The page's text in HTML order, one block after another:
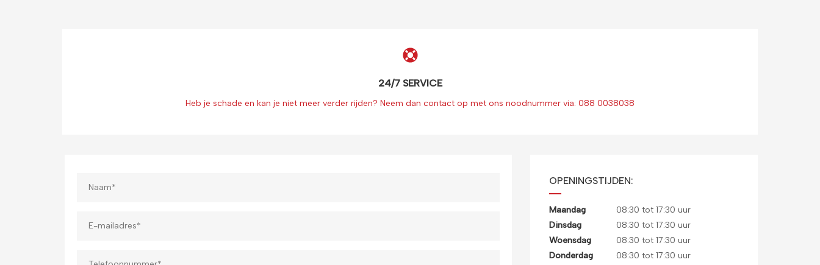
24/7 SERVICE
Heb je schade en kan je niet meer verder rijden? Neem dan contact op met ons noodnummer via: 088 0038038
OPENINGSTIJDEN:
Maandag
08:30 tot 17:30 uur
Dinsdag
08:30 tot 17:30 uur
Woensdag
08:30 tot 17:30 uur
Donderdag
08:30 tot 17:30 uur